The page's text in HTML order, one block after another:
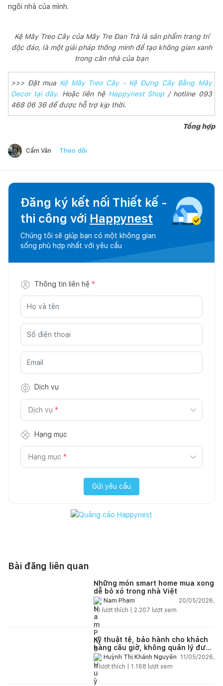
ngôi nhà của mình.
Kệ Mây Treo Cây của Mây Tre Đan Trà là sản phẩm trang trí
độc đáo, là một giải pháp thông minh để tạo không gian xanh
trong căn nhà của bạn
>>> Đặt mua Kệ Mây Treo Cây - Kệ Đựng Cây Bằng Mây
Decor tại đây. Hoặc liên hệ Happynest Shop / hotline 093
468 06 36 để được hỗ trợ kịp thời.
Tổng hợp
Cẩm Vân Theo dõi
Đăng ký kết nối Thiết kế -
thi công với Happynest
Chúng tôi sẽ giúp bạn có một không gian
sống phù hợp nhất với yêu cầu
Thông tin liên hệ *
Dịch vụ
Dịch vụ *
Hạng mục
Hạng mục *
Gửi yêu cầu
Bài đăng liên quan
Những món smart home mua xong
dễ bỏ xó trong nhà Việt
Nam Phạm
20/05/2026,
16 lượt thích | 2.207 lượt xem
Kỹ thuật tệ, bảo hành cho khách
hàng câu giờ, không quản lý được
nhân viên xây dựng của mình,
điện nhẹ, điện nước, tường quá
kém. Luôn đổ lỗi cho nhân viên.
Bảo hành quá tệ, tôi phải đợi rất
Huỳnh Thị Khánh Nguyên
11/05/2026,
4lượt thích | 1.168 lượt xem